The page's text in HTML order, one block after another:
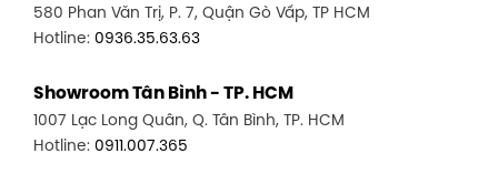
580 Phan Văn Trị, P. 7, Quận Gò Vấp, TP HCM
Hotline: 0936.35.63.63
Showroom Tân Bình - TP. HCM
1007 Lạc Long Quân, Q. Tân Bình, TP. HCM
Hotline: 0911.007.365